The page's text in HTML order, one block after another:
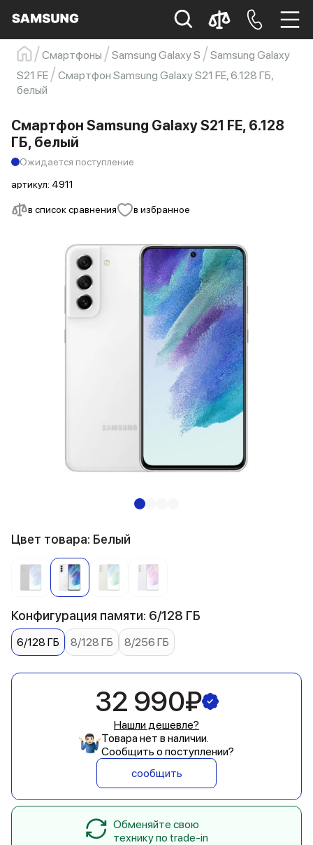
Samsung Смартфон s23
s23 ultra
Galaxy S22
Смартфоны Samsung Galaxy S
Samsung Galaxy
S21 FE
Смартфон Samsung Galaxy S21 FE, 6.128 ГБ,
белый
в список сравнения в избранное
Смартфон Samsung Galaxy S21 FE, 6.128
ГБ, белый
Ожидается поступление
артикул: 4911
Цвет товара: Белый
Конфигурация памяти: 6/128 ГБ
6/128 ГБ 8/128 ГБ 8/256 ГБ
32 990₽
Нашли дешевле?
Товара нет в наличии.
Сообщить о поступлении?
сообщить
Обменяйте свою
технику по trade-in